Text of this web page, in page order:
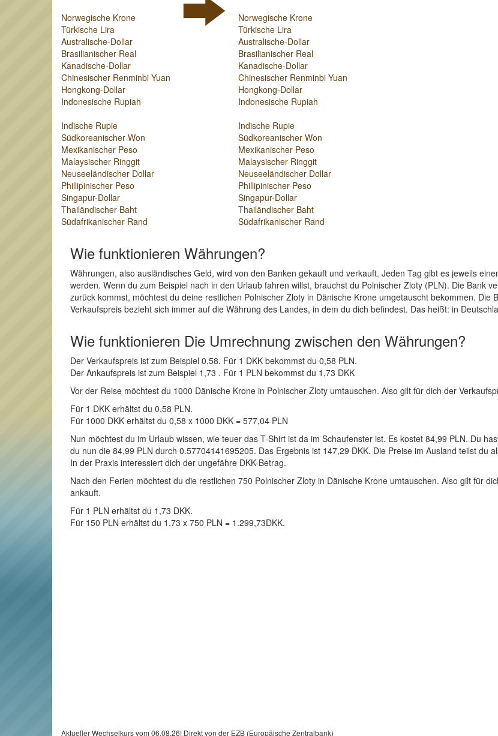
Norwegische Krone
Türkische Lira
Australische-Dollar
Brasilianischer Real
Kanadische-Dollar
Chinesischer Renminbi Yuan
Hongkong-Dollar
Indonesische Rupiah
Indische Rupie
Südkoreanischer Won
Mexikanischer Peso
Malaysischer Ringgit
Neuseeländischer Dollar
Phillipinischer Peso
Singapur-Dollar
Thailändischer Baht
Südafrikanischer Rand
Norwegische Krone
Türkische Lira
Australische-Dollar
Brasilianischer Real
Kanadische-Dollar
Chinesischer Renminbi Yuan
Hongkong-Dollar
Indonesische Rupiah
Indische Rupie
Südkoreanischer Won
Mexikanischer Peso
Malaysischer Ringgit
Neuseeländischer Dollar
Phillipinischer Peso
Singapur-Dollar
Thailändischer Baht
Südafrikanischer Rand
Wie funktionieren Währungen?
Währungen, also ausländisches Geld, wird von den Banken gekauft und verkauft. Jeden Tag gibt es jeweils
werden. Wenn du zum Beispiel nach in den Urlaub fahren willst, brauchst du Polnischer Zloty (PLN). Die Bank
zurück kommst, möchtest du deine restlichen Polnischer Zloty in Dänische Krone umgetauscht bekommen. Die
Verkaufspreis bezieht sich immer auf die Währung des Landes, in dem du dich befindest. Das heißt: in
Wie funktionieren Die Umrechnung zwischen den Währungen?
Der Verkaufspreis ist zum Beispiel 0,58. Für 1 DKK bekommst du 0,58 PLN.
Der Ankaufspreis ist zum Beispiel 1,73 . Für 1 PLN bekommst du 1,73 DKK
Vor der Reise möchtest du 1000 Dänische Krone in Polnischer Zloty umtauschen. Also gilt für dich der
Für 1 DKK erhältst du 0,58 PLN.
Für 1000 DKK erhältst du 0,58 x 1000 DKK = 577,04 PLN
Nun möchtest du im Urlaub wissen, wie teuer das T-Shirt ist da im Schaufenster ist. Es kostet 84,99 PLN. Du
du nun die 84,99 PLN durch 0.57704141695205. Das Ergebnis ist 147,29 DKK. Die Preise im Ausland teilst du
In der Praxis interessiert dich der ungefähre DKK-Betrag.
Nach den Ferien möchtest du die restlichen 750 Polnischer Zloty in Dänische Krone umtauschen. Also gilt für
ankauft.
Für 1 PLN erhältst du 1,73 DKK.
Für 150 PLN erhältst du 1,73 x 750 PLN = 1.299,73DKK.
Aktueller Wechselkurs vom 06.08.26! Direkt von der EZB (Europäische Zentralbank)